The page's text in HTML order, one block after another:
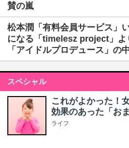
賛の嵐
松本潤「有料会員サービス」
になる「timelesz project」よ
「アイドルプロデュース」の
スペシャル
これがよかった！
効果のあった「お
ライフ